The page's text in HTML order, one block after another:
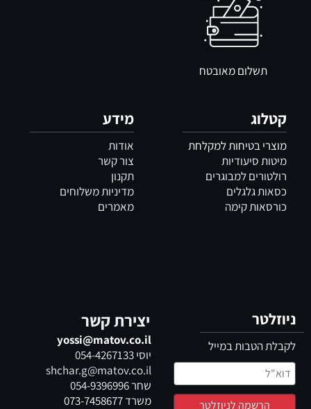
תשלום מאובטח
קטלוג
מוצרי בטיחות למקלחת
מיטות סיעודיות
רולטורים למבוגרים
כסאות גלגלים
כורסאות קימה
מידע
אודות
צור קשר
תקנון
מדיניות משלוחים
מאמרים
ניוזלטר
לקבלת הטבות במייל
יצירת קשר
yossi@matov.co.il
יוסי054-4267133
shchar.g@matov.co.il
שחר054-9396996
משרד073-7458677